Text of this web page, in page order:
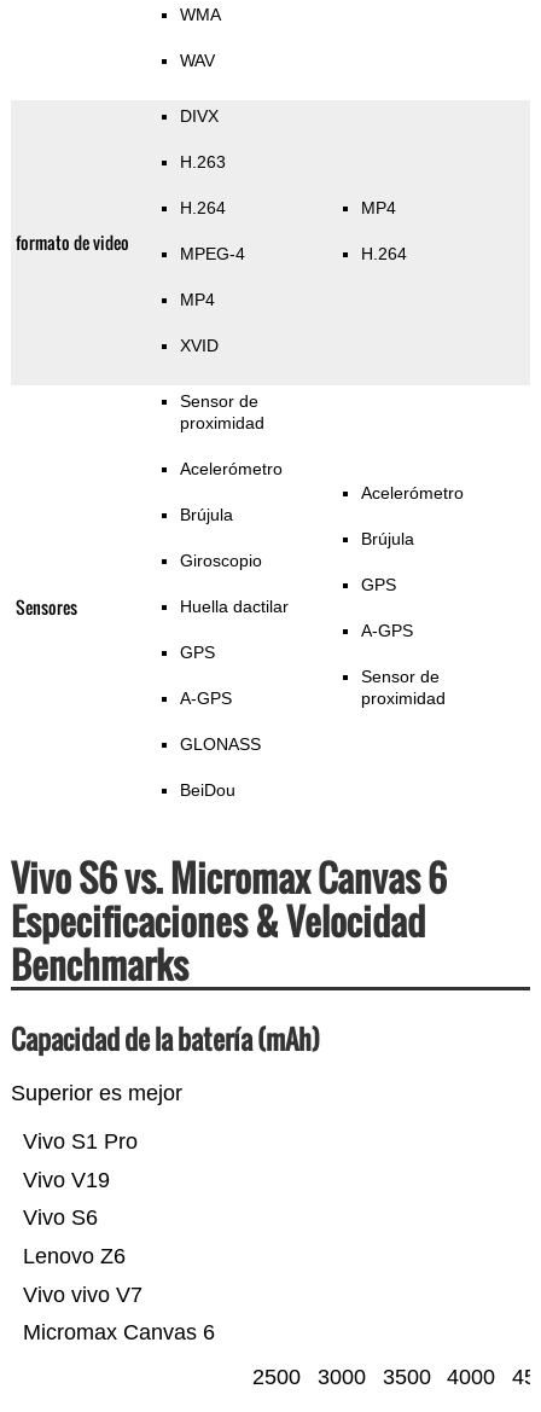
WMA
WAV
formato de video
DIVX
H.263
H.264
MPEG-4
MP4
XVID
MP4
H.264
Sensores
Sensor de
proximidad
Acelerómetro
Brújula
Giroscopio
Huella dactilar
GPS
A-GPS
GLONASS
BeiDou
Acelerómetro
Brújula
GPS
A-GPS
Sensor de
proximidad
Vivo S6 vs. Micromax Canvas 6
Especificaciones & Velocidad
Benchmarks
Capacidad de la batería (mAh)
Superior es mejor
Micromax Canvas 6
Vivo vivo V7
Lenovo Z6
Vivo S6
Vivo V19
Vivo S1 Pro
2500 3000 3500 4000